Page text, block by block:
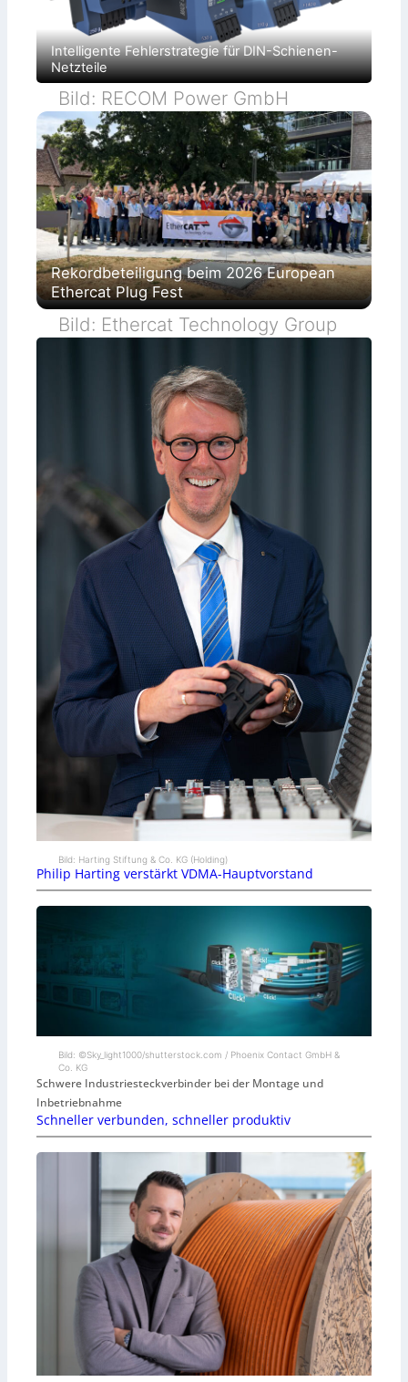
Intelligente Fehlerstrategie für DIN-Schienen-
Netzteile
Bild: RECOM Power GmbH
Rekordbeteiligung beim 2026 European
Ethercat Plug Fest
Bild: Ethercat Technology Group
Bild: Harting Stiftung & Co. KG (Holding)
Philip Harting verstärkt VDMA-Hauptvorstand
Bild: ©Sky_light1000/shutterstock.com / Phoenix Contact GmbH &
Co. KG
Schwere Industriesteckverbinder bei der Montage und
Inbetriebnahme
Schneller verbunden, schneller produktiv